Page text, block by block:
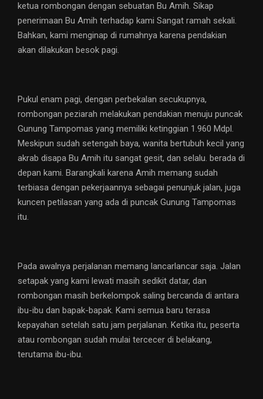
ketua rombongan dengan sebuatan Bu Amih. Sikap
penerimaan Bu Amih terhadap kami Sangat ramah sekali.
Bahkan, kami menginap di rumahnya karena pendakian
akan dilakukan besok pagi.
Pukul enam pagi, dengan perbekalan secukupnya,
rombongan peziarah melakukan pendakian menuju puncak
Gunung Tampomas yang memiliki ketinggian 1.960 Mdpl.
Meskipun sudah setengah baya, wanita bertubuh kecil yang
akrab disapa Bu Amih itu sangat gesit, dan selalu. berada di
depan kami. Barangkali karena Amih memang sudah
terbiasa dengan pekerjaannya sebagai penunjuk jalan, juga
kuncen petilasan yang ada di puncak Gunung Tampomas
itu.
Pada awalnya perjalanan memang lancarlancar saja. Jalan
setapak yang kami lewati masih sedikit datar, dan
rombongan masih berkelompok saling bercanda di antara
ibu-ibu dan bapak-bapak. Kami semua baru terasa
kepayahan setelah satu jam perjalanan. Ketika itu, peserta
atau rombongan sudah mulai tercecer di belakang,
terutama ibu-ibu.